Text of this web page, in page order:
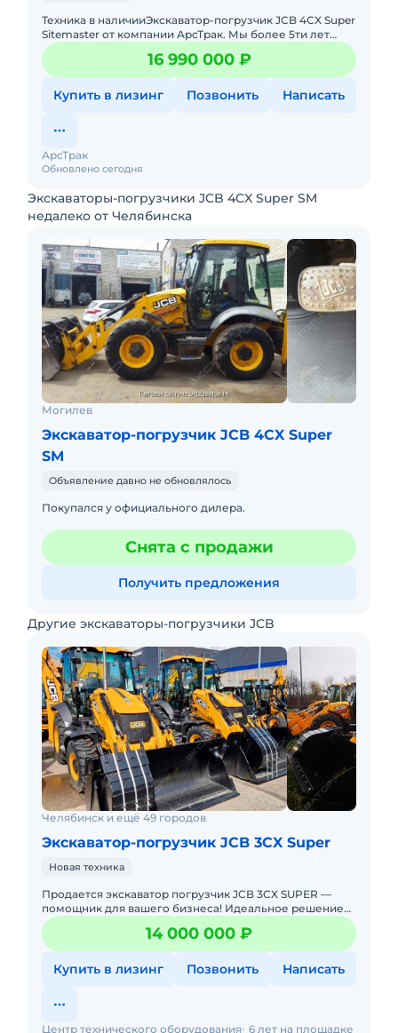
Техника в наличииЭкcкавaтор-погрузчик JCB 4СX Super
Sitemaster от компании АрсТрак. Мы более 5ти лет
занимаемся поставкой, продажей спецтехники по
параллельному
16 990 000 ₽
Купить в лизинг Позвонить Написать
Обновлено сегодня
АрсТрак
Экскаваторы-погрузчики JCB 4CX Super SM
недалеко от Челябинска
Могилев
Экскаватор-погрузчик JCB 4CX Super
SM
Объявление давно не обновлялось
Покупался у официального дилера.
Снята с продажи
Получить предложения
Другие экскаваторы-погрузчики JCB
Челябинск и ещё 49 городов
Экскаватор-погрузчик JCB 3CX Super
Новая техника
Продается экскаватор погрузчик JCB 3CX SUPER —
помощник для вашего бизнеса! Идеальное решение
для строительства, сельского хозяйства,
коммунального и дорожного
14 000 000 ₽
Купить в лизинг Позвонить Написать
Центр технического оборудования 6 лет на площадке